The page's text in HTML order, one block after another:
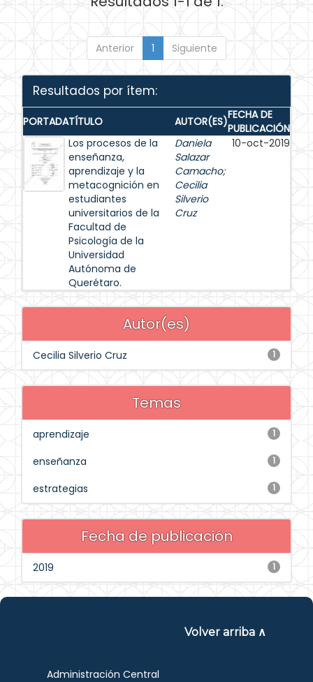
Anterior 1 Siguiente
Resultados por ítem:
PORTADATÍTULO AUTOR(ES)FECHA DE
PUBLICACIÓN
Los procesos de la
enseñanza,
aprendizaje y la
metacognición en
estudiantes
universitarios de la
Facultad de
Psicología de la
Universidad
Autónoma de
Querétaro.
Daniela
Salazar
Camacho;
Cecilia
Silverio
Cruz
10-oct-2019
Autor(es)
1
Cecilia Silverio Cruz
Temas
1
aprendizaje
1
enseñanza
1
estrategias
Fecha de publicación
1
2019
Volver arriba ∧
Administración Central